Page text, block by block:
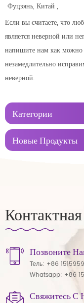
Фуцзянь, Китай ,
Если вы считаете, что
является неверной или
напишите нам как можно
незамедлительно
неверной.
Категории
Новые Продукты
Позвоните
Тель: +86
Whatsapp: +86
Свяжитесь С